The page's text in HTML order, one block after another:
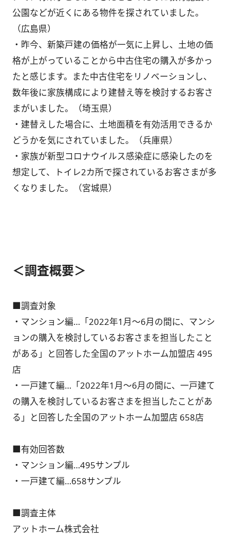
公園などが近くにある物件を探されていました。
（広島県）
・昨今、新築戸建の価格が一気に上昇し、土地の価
格が上がっていることから中古住宅の購入が多かっ
たと感じます。また中古住宅をリノベーションし、
数年後に家族構成により建替え等を検討するお客さ
まがいました。（埼玉県）
・建替えした場合に、土地面積を有効活用できるか
どうかを気にされていました。（兵庫県）
・家族が新型コロナウイルス感染症に感染したのを
想定して、トイレ2カ所で探されているお客さまが多
くなりました。（宮城県）
＜調査概要＞
■調査対象
・マンション編…「2022年1月～6月の間に、マンシ
ョンの購入を検討しているお客さまを担当したこと
がある」と回答した全国のアットホーム加盟店 495
店
・一戸建て編…「2022年1月～6月の間に、一戸建て
の購入を検討しているお客さまを担当したことがあ
る」と回答した全国のアットホーム加盟店 658店
■有効回答数
・マンション編…495サンプル
・一戸建て編…658サンプル
■調査主体
アットホーム株式会社